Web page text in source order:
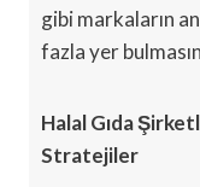
gibi markaların
fazla yer
Halal Gıda
Stratejiler